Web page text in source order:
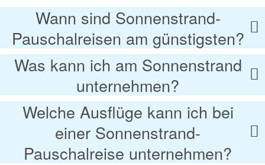
Wann sind Sonnenstrand-
Pauschalreisen am günstigsten?
Was kann ich am Sonnenstrand
unternehmen?
Welche Ausflüge kann ich bei
einer Sonnenstrand-
Pauschalreise unternehmen?